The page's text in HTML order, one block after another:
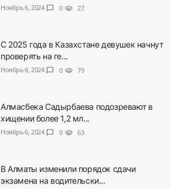
Ноябрь 6, 2024 chat_bubble 0 visibility 27
С 2025 года в Казахстане девушек начнут
проверять на ге...
Ноябрь 6, 2024 chat_bubble 0 visibility 79
Алмасбека Садырбаева подозревают в
хищении более 1,2 мл...
Ноябрь 6, 2024 chat_bubble 0 visibility 63
В Алматы изменили порядок сдачи
экзамена на водительски...